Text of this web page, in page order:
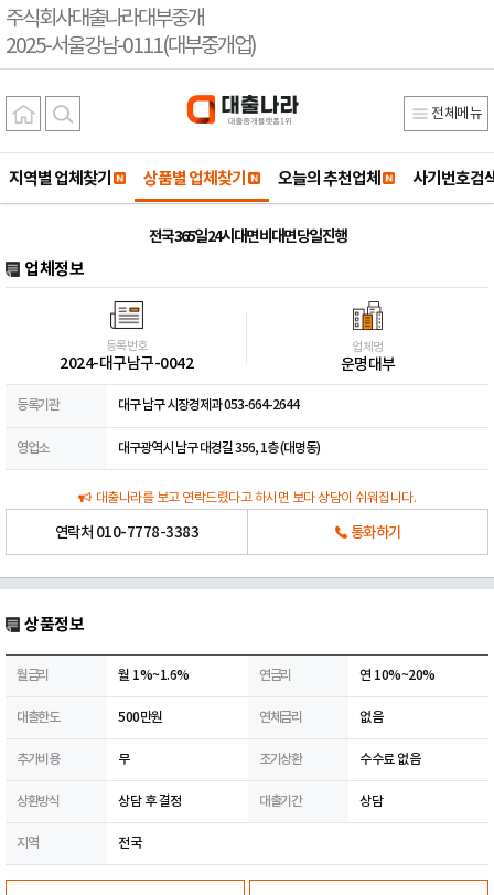
주식회사대출나라대부중개
2025-서울강남-0111(대부중개업)
전체메뉴
지역별 업체찾기 상품별 업체찾기 오늘의 추천업체 사기번호검
전국 365일 24시 대면 비대면 당일 진행
업체정보
등록번호
2024-대구남구-0042
업체명
운명대부
등록기관 대구 남구 시장경제과 053-664-2644
영업소 대구광역시 남구 대경길 356, 1층 (대명동)
대출나라를 보고 연락드렸다고 하시면 보다 상담이 쉬워집니다.
연락처 010-7778-3383 통화하기
상품정보
월금리 월 1%~1.6% 연금리 연 10%~20%
대출한도 500만원 연체금리 없음
추가비용 무 조기상환 수수료 없음
상환방식 상담 후 결정 대출기간 상담
지역 전국